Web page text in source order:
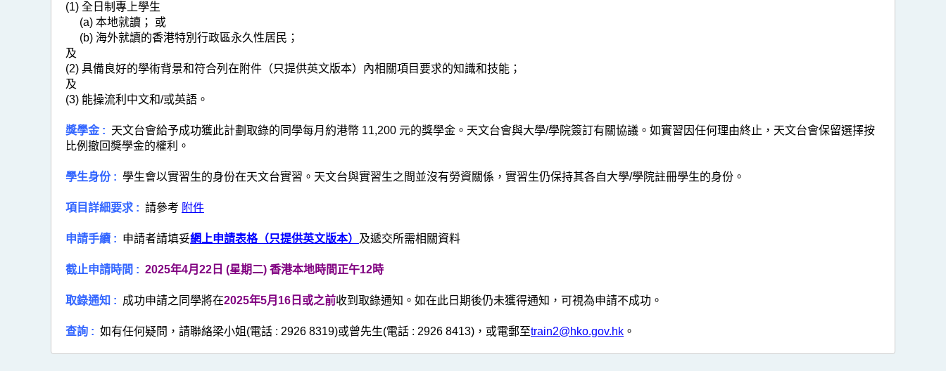
(1) 全日制專上學生
(a) 本地就讀； 或
(b) 海外就讀的香港特別行政區永久性居民；
及
(2) 具備良好的學術背景和符合列在附件（只提供英文版本）內相關項目要求的知識和技能；
及
(3) 能操流利中文和/或英語。
獎學金 : 天文台會給予成功獲此計劃取錄的同學每月約港幣 11,200 元的獎學金。天文台會與大學/學院簽訂有關協議。如實習因任何理由終止，天文台會保留選擇按
比例撤回獎學金的權利。
學生身份 : 學生會以實習生的身份在天文台實習。天文台與實習生之間並沒有勞資關係，實習生仍保持其各自大學/學院註冊學生的身份。
項目詳細要求 : 請參考 附件
申請手續 : 申請者請填妥網上申請表格（只提供英文版本） 及遞交所需相關資料
截止申請時間 : 2025年4月22日 (星期二) 香港本地時間正午12時
取錄通知 : 成功申請之同學將在2025年5月16日或之前收到取錄通知。如在此日期後仍未獲得通知，可視為申請不成功。
查詢 : 如有任何疑問，請聯絡梁小姐(電話 : 2926 8319)或曾先生(電話 : 2926 8413)，或電郵至train2@hko.gov.hk 。